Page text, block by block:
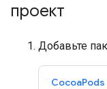
проект
Добавьте
CocoaPods